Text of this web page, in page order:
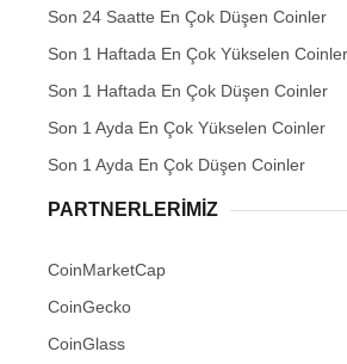
Son 24 Saatte En Çok Düşen Coinler
Son 1 Haftada En Çok Yükselen Coinler
Son 1 Haftada En Çok Düşen Coinler
Son 1 Ayda En Çok Yükselen Coinler
Son 1 Ayda En Çok Düşen Coinler
PARTNERLERIMIZ
CoinMarketCap
CoinGecko
CoinGlass